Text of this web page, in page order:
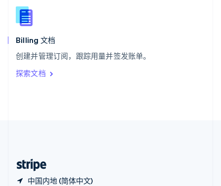
Billing 文档
创建并管理订阅，跟踪用量并签发账单。
探索文档
中国内地 (简体中文)
新西兰
English
匈牙利
English
ItalianoEnglish
印度
English